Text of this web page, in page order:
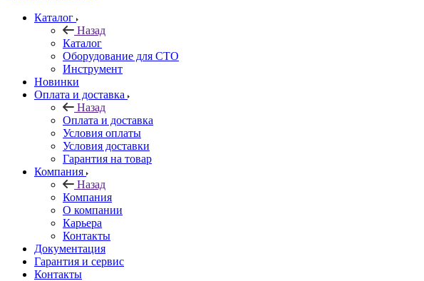
Каталог
Назад
Каталог
Оборудование для СТО
Инструмент
Новинки
Оплата и доставка
Назад
Оплата и доставка
Условия оплаты
Условия доставки
Гарантия на товар
Компания
Назад
Компания
О компании
Карьера
Контакты
Документация
Гарантия и сервис
Контакты